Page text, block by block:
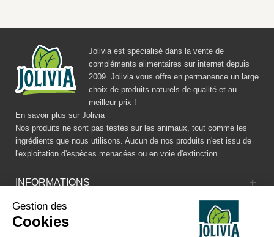
Jolivia est spécialisé dans la vente de
compléments alimentaires sur internet depuis
2009. Jolivia vous offre en permanence un large
choix de produits naturels de qualité et au
meilleur prix !
En savoir plus sur Jolivia
Nos produits ne sont pas testés sur les animaux, tout comme les
ingrédients que nous utilisons. Aucun de nos produits n'est issu de
l'exploitation d'espèces menacées ou en voie d'extinction.
INFORMATIONS
CATALOGUE
Gestion des
Cookies